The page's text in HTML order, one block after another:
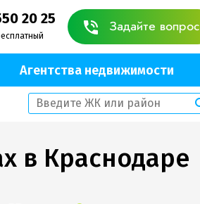
20 25
Задайте вопрос
Агентства недвижимости
в Краснодаре